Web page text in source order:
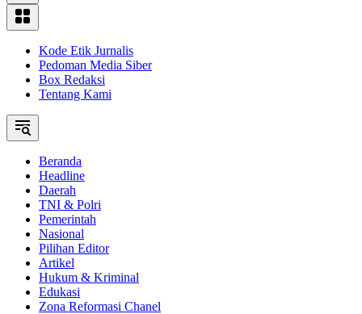
Kode Etik Jurnalis
Pedoman Media Siber
Box Redaksi
Tentang Kami
Beranda
Headline
Daerah
TNI & Polri
Pemerintah
Nasional
Pilihan Editor
Artikel
Hukum & Kriminal
Edukasi
Zona Reformasi Chanel